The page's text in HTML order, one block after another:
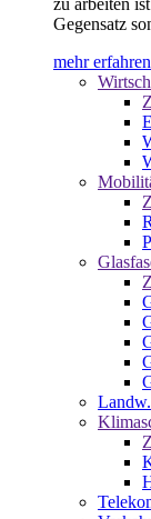
zu arbeiten
Gegensatz
mehr erfahren